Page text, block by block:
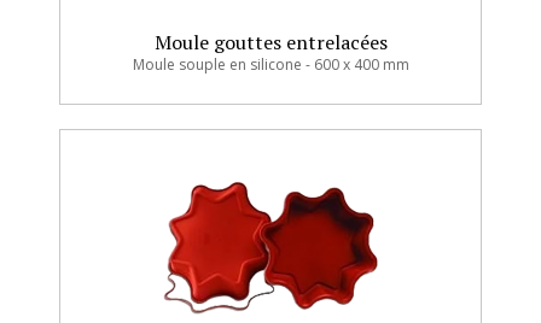
Moule gouttes entrelacées
Moule souple en silicone - 600 x 400 mm